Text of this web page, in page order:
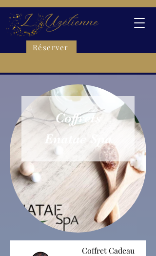
Réserver
Coffrets
Enatae Spa
Coffret Cadeau